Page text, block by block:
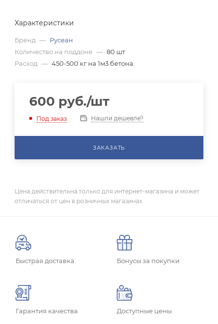
Характеристики
Бренд — Русеан
Количество на поддоне — 80 шт
Расход — 450-500 кг на 1м3 бетона.
600 руб./шт
Под заказ Нашли дешевле?
ЗАКАЗАТЬ
Цена действительна только для интернет-магазина и может
отличаться от цен в розничных магазинах
Быстрая доставка Бонусы за покупки
Гарантия качества Доступные цены